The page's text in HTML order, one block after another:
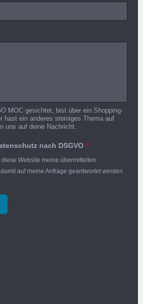
MOC gesichtet, bist über ein Shopping-
hast ein anderes steiniges Thema auf
uns auf deine Nachricht.
nach DSGVO *
diese Website meine übermittelten
auf meine Anfrage geantwortet werden